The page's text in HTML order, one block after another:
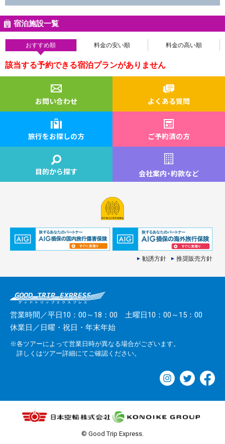
宿泊施設一覧
おすすめ順 料金の安い順 料金の高い順
該当する予約できる宿泊プランがありません
お問い合わせ よくある質問
旅行をお探しの方 ご予約済の方
目的から探す 会社案内・約款など
勧誘方針 推奨販売方針
営業時間／平日10：00～18：00 土曜日10：00～15：00
休業日／日曜・祝日・年末年始
※各ツアーによって営業日時が異なる場合がございます。
詳しくはツアー詳細にてご確認ください。
© Good Trip Express.